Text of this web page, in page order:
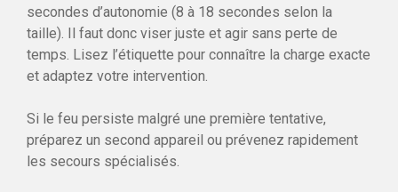
secondes d’autonomie (8 à 18 secondes selon la
taille). Il faut donc viser juste et agir sans perte de
temps. Lisez l’étiquette pour connaître la charge exacte
et adaptez votre intervention.
Si le feu persiste malgré une première tentative,
préparez un second appareil ou prévenez rapidement
les secours spécialisés.